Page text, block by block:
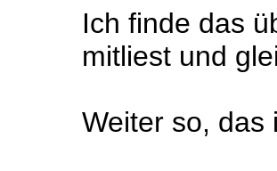
Ich finde das
mitliest und
Weiter so, das